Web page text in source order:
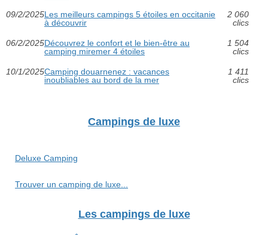
09/2/2025Les meilleurs campings 5 étoiles en occitanie
à découvrir
2 060
clics
06/2/2025Découvrez le confort et le bien-être au
camping miremer 4 étoiles
1 504
clics
10/1/2025Camping douarnenez : vacances
inoubliables au bord de la mer
1 411
clics
Campings de luxe
Deluxe Camping
Trouver un camping de luxe...
Les campings de luxe